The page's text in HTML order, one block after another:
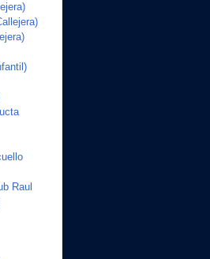
Raul